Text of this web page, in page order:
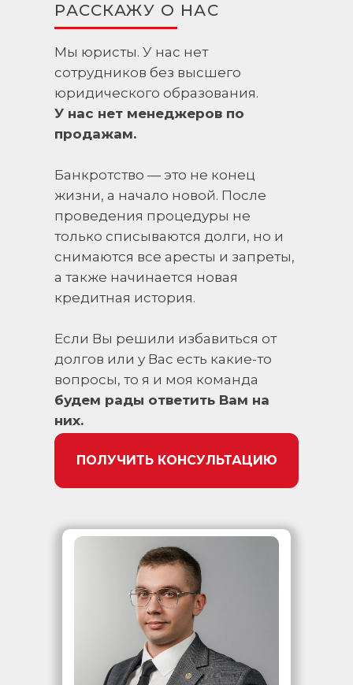
Мы юристы. У нас нет
сотрудников без высшего
юридического образования.
У нас нет менеджеров по
продажам.
Банкротство — это не конец
жизни, а начало новой. После
проведения процедуры не
только списываются долги, но и
снимаются все аресты и запреты,
а также начинается новая
кредитная история.
Если Вы решили избавиться от
долгов или у Вас есть какие-то
вопросы, то я и моя команда
будем рады ответить Вам на
них.
РАССКАЖУ О НАС
ПОЛУЧИТЬ КОНСУЛЬТАЦИЮ